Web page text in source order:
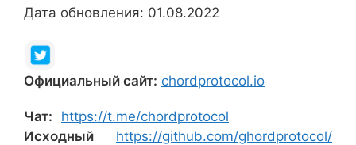
Дата обновления: 01.08.2022
Официальный сайт: chordprotocol.io
Чат:
https://t.me/chordprotocol
Исходный
https://github.com/ghordprotocol/